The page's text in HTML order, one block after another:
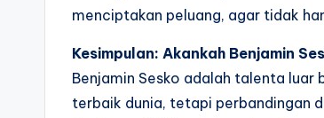
menciptakan peluang, agar tidak
Kesimpulan: Akankah Benjamin
Benjamin Sesko adalah talenta luar
terbaik dunia, tetapi perbandingan